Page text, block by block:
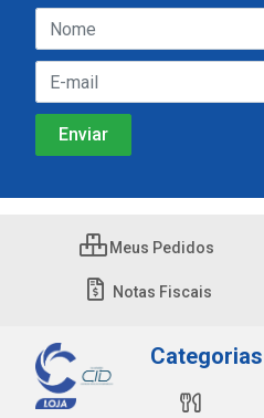
Meus Pedidos
Notas Fiscais
Categorias